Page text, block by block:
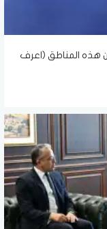
المياه لمدة 3 ساعات عن هذه المناطق (اعرف